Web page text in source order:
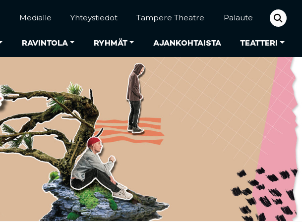
RAVINTOLA RYHMÄT AJANKOHTAISTA TEATTERI
Medialle Yhteystiedot Tampere Theatre Palaute